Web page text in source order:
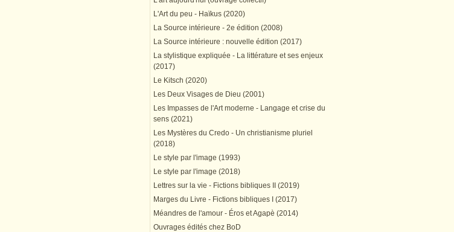
L'Art du peu - Haïkus (2020)
La Source intérieure - 2e édition (2008)
La Source intérieure : nouvelle édition (2017)
La stylistique expliquée - La littérature et ses enjeux
(2017)
Le Kitsch (2020)
Les Deux Visages de Dieu (2001)
Les Impasses de l'Art moderne - Langage et crise du
sens (2021)
Les Mystères du Credo - Un christianisme pluriel
(2018)
Le style par l'image (1993)
Le style par l'image (2018)
Lettres sur la vie - Fictions bibliques II (2019)
Marges du Livre - Fictions bibliques I (2017)
Méandres de l'amour - Éros et Agapè (2014)
Ouvrages édités chez BoD